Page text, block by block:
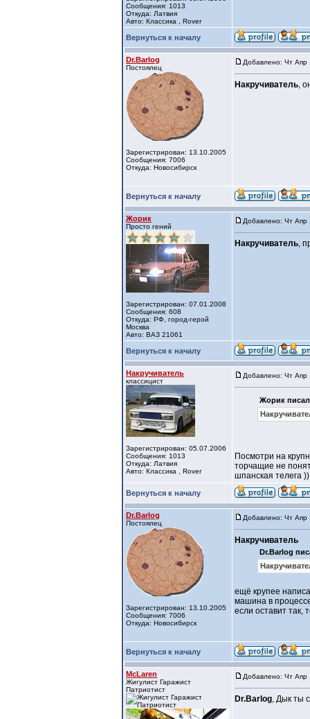
Сообщения: 1013
Откуда: Латвия
Авто: Классика , Rover
Вернуться к началу
Dr.Barlog
Постоялец
Зарегистрирован: 13.10.2005
Сообщения: 7006
Откуда: Новосибирск
Добавлено: Чт Апр
Накручиватель,
Вернуться к началу
Жорик
Просто гений
Зарегистрирован: 07.01.2008
Сообщения: 608
Откуда: РФ, город-герой
Москва
Авто: ВАЗ 21061
Добавлено: Чт Апр
Накручиватель,
Вернуться к началу
Накручиватель
классицист
Зарегистрирован: 05.07.2006
Сообщения: 1013
Откуда: Латвия
Авто: Классика , Rover
Добавлено: Чт Апр
Жорик
Посмотри на
торчащие не
шпанская телега ))
Вернуться к началу
Dr.Barlog
Постоялец
Зарегистрирован: 13.10.2005
Сообщения: 7006
Откуда: Новосибирск
Добавлено: Чт Апр
Накручиватель
Dr.Barlog
ещё крупее
машина в
если оставит так,
Вернуться к началу
McLaren
Жигулист Гаражист
Патриотист
Добавлено: Чт Апр
Dr.Barlog, Дык ты